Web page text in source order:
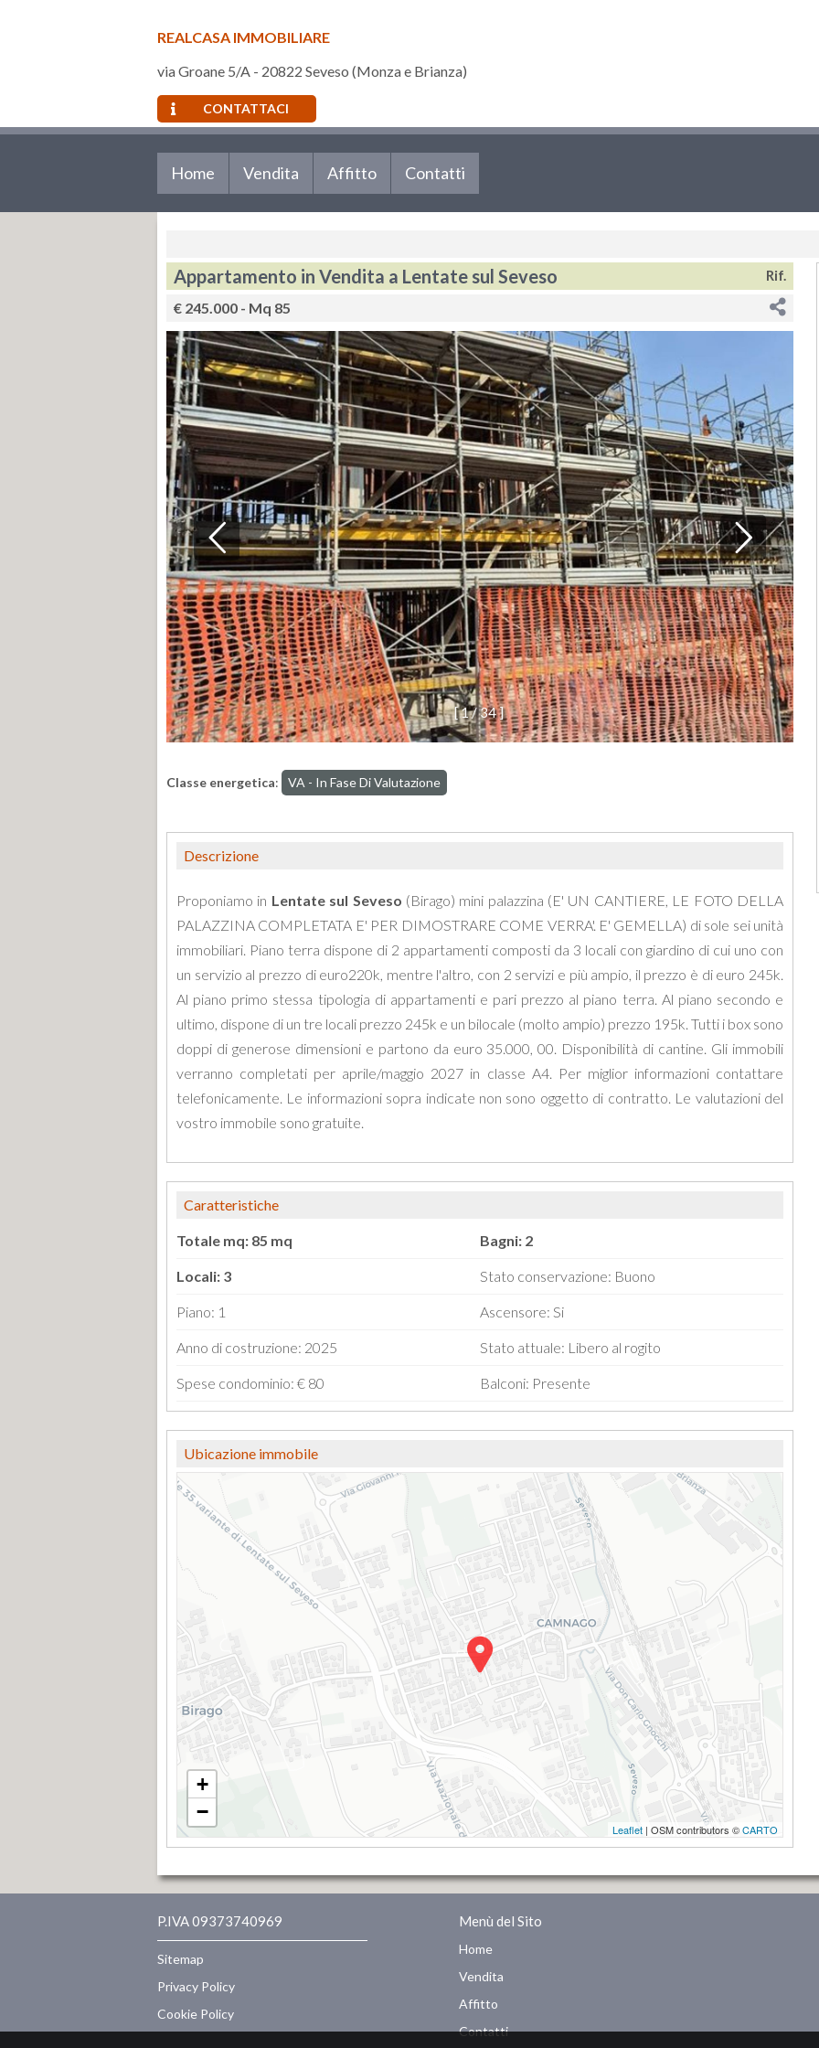
REALCASA IMMOBILIARE
via Groane 5/A - 20822 Seveso (Monza e Brianza)
CONTATTACI
Home Vendita Affitto Contatti
Appartamento in Vendita a Lentate sul Seveso Rif.
€ 245.000 - Mq 85
[1/34]
Classe energetica: VA - In Fase Di Valutazione
Descrizione
Proponiamo in Lentate sul Seveso (Birago) mini palazzina (E' UN CANTIERE, LE FOTO DELLA
PALAZZINA COMPLETATA E' PER DIMOSTRARE COME VERRA'. E' GEMELLA) di sole sei unità
immobiliari. Piano terra dispone di 2 appartamenti composti da 3 locali con giardino di cui uno con
un servizio al prezzo di euro220k, mentre l'altro, con 2 servizi e più ampio, il prezzo è di euro 245k.
Al piano primo stessa tipologia di appartamenti e pari prezzo al piano terra. Al piano secondo e
ultimo, dispone di un tre locali prezzo 245k e un bilocale (molto ampio) prezzo 195k. Tutti i box sono
doppi di generose dimensioni e partono da euro 35.000, 00. Disponibilità di cantine. Gli immobili
verranno completati per aprile/maggio 2027 in classe A4. Per miglior informazioni contattare
telefonicamente. Le informazioni sopra indicate non sono oggetto di contratto. Le valutazioni del
vostro immobile sono gratuite.
Caratteristiche
Totale mq: 85 mq Bagni: 2
Locali: 3 Stato conservazione: Buono
Piano: 1 Ascensore: Si
Anno di costruzione: 2025 Stato attuale: Libero al rogito
Spese condominio: € 80 Balconi: Presente
Ubicazione immobile
+
−
Leaflet | OSM contributors ©CARTO
P.IVA 09373740969
Sitemap
Privacy Policy
Cookie Policy
Menù del Sito
Home
Vendita
Affitto
Contatti